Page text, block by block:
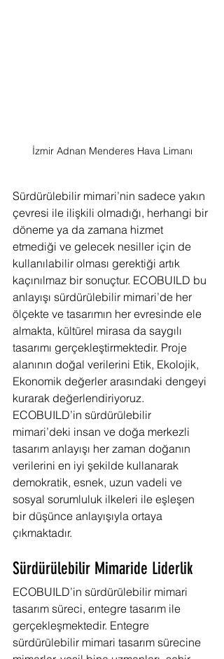
İzmir Adnan Menderes Hava Limanı
Sürdürülebilir mimari’nin sadece yakın
çevresi ile ilişkili olmadığı, herhangi bir
döneme ya da zamana hizmet
etmediği ve gelecek nesiller için de
kullanılabilir olması gerektiği artık
kaçınılmaz bir sonuçtur. ECOBUILD bu
anlayışı sürdürülebilir mimari’de her
ölçekte ve tasarımın her evresinde ele
almakta, kültürel mirasa da saygılı
tasarımı gerçekleştirmektedir. Proje
alanının doğal verilerini Etik, Ekolojik,
Ekonomik değerler arasındaki dengeyi
kurarak değerlendiriyoruz.
ECOBUILD’in sürdürülebilir
mimari’deki insan ve doğa merkezli
tasarım anlayışı her zaman doğanın
verilerini en iyi şekilde kullanarak
demokratik, esnek, uzun vadeli ve
sosyal sorumluluk ilkeleri ile eşleşen
bir düşünce anlayışıyla ortaya
çıkmaktadır.
Sürdürülebilir Mimaride Liderlik
ECOBUILD’in sürdürülebilir mimari
tasarım süreci, entegre tasarım ile
gerçekleşmektedir. Entegre
sürdürülebilir mimari tasarım sürecine